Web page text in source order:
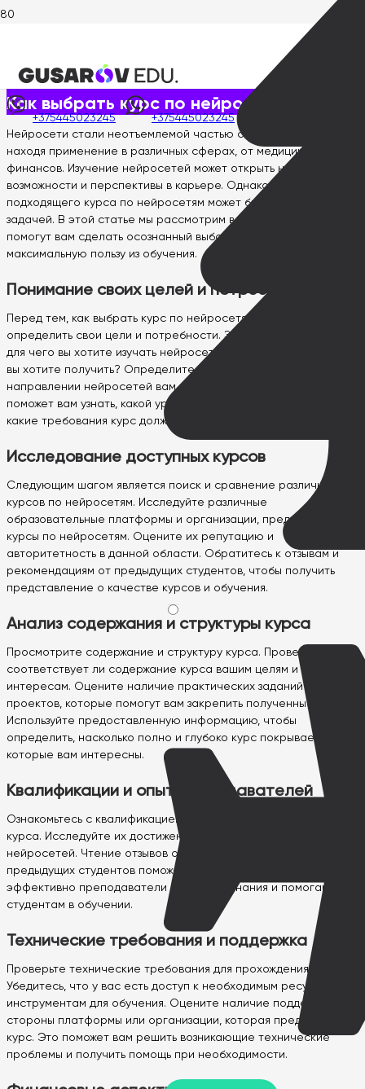
+375445023245 +375445023245
Как выбрать курс по нейросетям
Опубликовано:25 июля, 2025
Как выбрать курс по нейросетям
Нейросети стали неотъемлемой частью современного мира,
находя применение в различных сферах, от медицины до
финансов. Изучение нейросетей может открыть новые
возможности и перспективы в карьере. Однако, выбор
подходящего курса по нейросетям может быть сложной
задачей. В этой статье мы рассмотрим важные шаги, которые
помогут вам сделать осознанный выбор курса и извлечь
максимальную пользу из обучения.
Понимание своих целей и потребностей
Перед тем, как выбрать курс по нейросетям, важно
определить свои цели и потребности. Задайте себе вопросы:
для чего вы хотите изучать нейросети? Какие навыки и знания
вы хотите получить? Определите, в какой области или
направлении нейросетей вам интересно работать. Это
поможет вам узнать, какой уровень подготовки вам нужен и
какие требования курс должен соответствовать.
Исследование доступных курсов
Следующим шагом является поиск и сравнение различных
курсов по нейросетям. Исследуйте различные
образовательные платформы и организации, предлагающие
курсы по нейросетям. Оцените их репутацию и
авторитетность в данной области. Обратитесь к отзывам и
рекомендациям от предыдущих студентов, чтобы получить
представление о качестве курсов и обучения.
Анализ содержания и структуры курса
Просмотрите содержание и структуру курса. Проверьте,
соответствует ли содержание курса вашим целям и
интересам. Оцените наличие практических заданий и
проектов, которые помогут вам закрепить полученные знания.
Используйте предоставленную информацию, чтобы
определить, насколько полно и глубоко курс покрывает темы,
которые вам интересны.
Квалификации и опыт преподавателей
Ознакомьтесь с квалификацией и опытом преподавателей
курса. Исследуйте их достижения и экспертизу в области
нейросетей. Чтение отзывов о преподавателях от
предыдущих студентов поможет вам понять, насколько
эффективно преподаватели передают знания и помогают
студентам в обучении.
Технические требования и поддержка
Проверьте технические требования для прохождения курса.
Убедитесь, что у вас есть доступ к необходимым ресурсам и
инструментам для обучения. Оцените наличие поддержки со
стороны платформы или организации, которая предлагает
курс. Это поможет вам решить возникающие технические
проблемы и получить помощь при необходимости.